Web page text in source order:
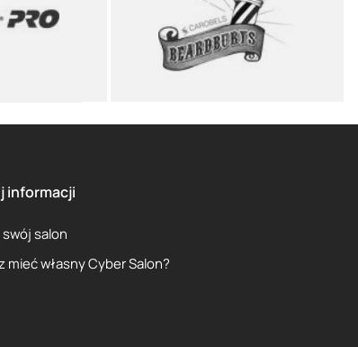
informacji
salon
mieć własny Cyber Salon?